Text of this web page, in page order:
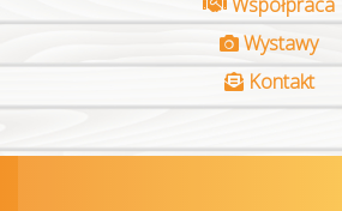
Wystawy
Kontakt